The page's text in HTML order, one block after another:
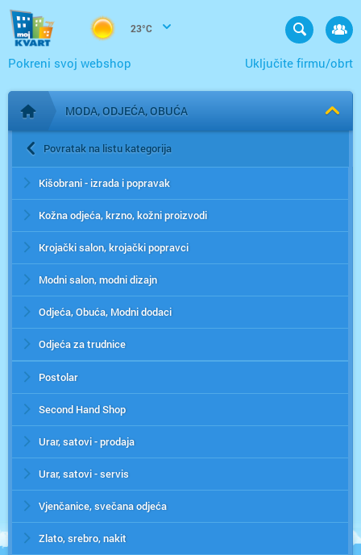
23°C
Uključite firmu/obrt
Pokreni svoj webshop
Početna stranica
MODA, ODJEĆA, OBUĆA
Povratak na listu kategorija
Kišobrani - izrada i popravak
Kožna odjeća, krzno, kožni proizvodi
Krojački salon, krojački popravci
Modni salon, modni dizajn
Odjeća, Obuća, Modni dodaci
Odjeća za trudnice
Postolar
Second Hand Shop
Urar, satovi - prodaja
Urar, satovi - servis
Vjenčanice, svečana odjeća
Zlato, srebro, nakit